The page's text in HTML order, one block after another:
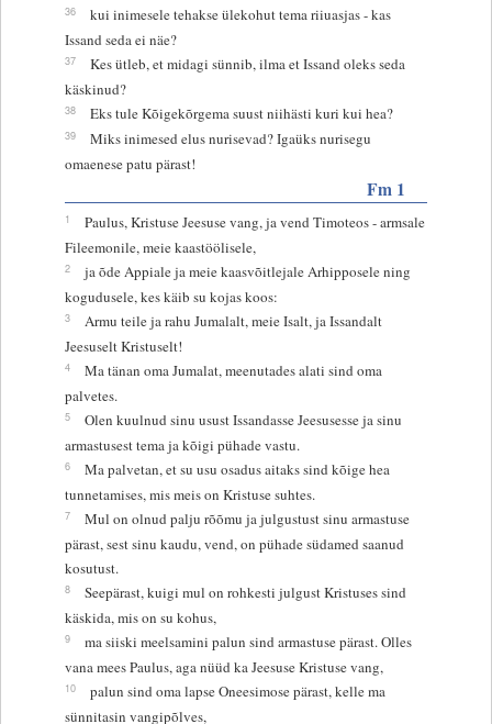
36
kui inimesele tehakse ülekohut tema riiuasjas - kas
Issand seda ei näe?
37
Kes ütleb, et midagi sünnib, ilma et Issand oleks seda
käskinud?
38 Eks tule Kõigekõrgema suust niihästi kuri kui hea?
39
Miks inimesed elus nurisevad? Igaüks nurisegu
omaenese patu pärast!
Fm 1
1
Paulus, Kristuse Jeesuse vang, ja vend Timoteos - armsale
Fileemonile, meie kaastöölisele,
2
ja õde Appiale ja meie kaasvõitlejale Arhipposele ning
kogudusele, kes käib su kojas koos:
3
Armu teile ja rahu Jumalalt, meie Isalt, ja Issandalt
Jeesuselt Kristuselt!
4
Ma tänan oma Jumalat, meenutades alati sind oma
palvetes.
5
Olen kuulnud sinu usust Issandasse Jeesusesse ja sinu
armastusest tema ja kõigi pühade vastu.
6
Ma palvetan, et su usu osadus aitaks sind kõige hea
tunnetamises, mis meis on Kristuse suhtes.
7
Mul on olnud palju rõõmu ja julgustust sinu armastuse
pärast, sest sinu kaudu, vend, on pühade südamed saanud
kosutust.
8
Seepärast, kuigi mul on rohkesti julgust Kristuses sind
käskida, mis on su kohus,
9
ma siiski meelsamini palun sind armastuse pärast. Olles
vana mees Paulus, aga nüüd ka Jeesuse Kristuse vang,
10
palun sind oma lapse Oneesimose pärast, kelle ma
sünnitasin vangipõlves,